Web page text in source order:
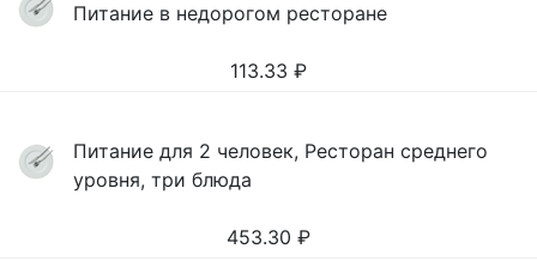
Питание в недорогом ресторане
113.33 ₽
Питание для 2 человек, Ресторан среднего
уровня, три блюда
453.30 ₽